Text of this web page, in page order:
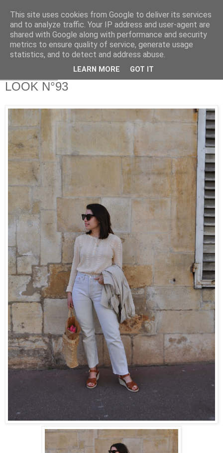
LOOK N°93
This site uses cookies from Google to deliver its services
and to analyze traffic. Your IP address and user-agent are
shared with Google along with performance and security
metrics to ensure quality of service, generate usage
statistics, and to detect and address abuse.
LEARN MORE GOT IT